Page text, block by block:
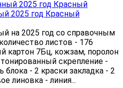
2025 год Красный
на 2025 год со справочным
листов - 176
картон 7Бц, кожзам, поролон
скрепление -
- 2 краски закладка - 2
линовка - линия...